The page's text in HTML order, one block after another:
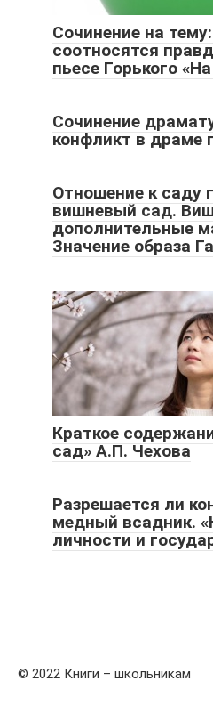
Сочинение на
соотносятся
пьесе Горького
Сочинение
конфликт в драме
Отношение к саду
вишневый сад.
дополнительные
Значение образа
Краткое
сад» А.П. Чехова
Разрешается ли
медный всадник.
личности и
© 2022 Книги – школьникам